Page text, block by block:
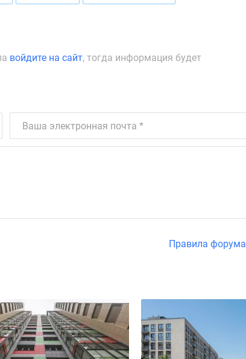
войдите на сайт, тогда информация будет
Правила форума